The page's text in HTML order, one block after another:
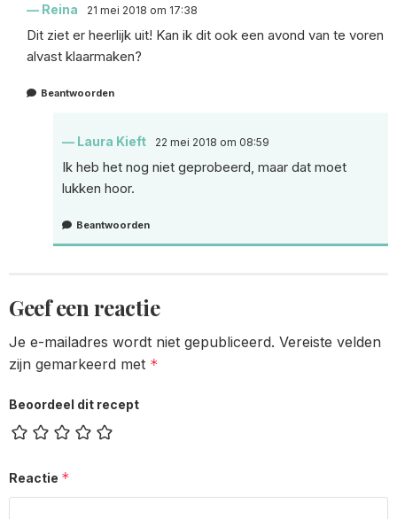
Reina 21 mei 2018 om 17:38
Dit ziet er heerlijk uit! Kan ik dit ook een avond van te voren
alvast klaarmaken?
Beantwoorden
Laura Kieft 22 mei 2018 om 08:59
Ik heb het nog niet geprobeerd, maar dat moet
lukken hoor.
Beantwoorden
Geef een reactie
Je e-mailadres wordt niet gepubliceerd. Vereiste velden
zijn gemarkeerd met *
Beoordeel dit recept
Reactie *